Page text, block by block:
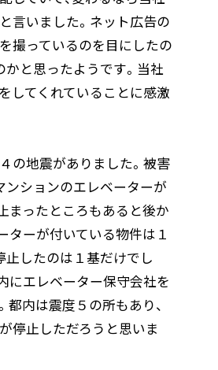
言いました。ネット広告の
撮っているのを目にしたの
かと思ったようです。当社
してくれていることに感激
の地震がありました。被害
ンションのエレベーターが
まったところもあると後か
ターが付いている物件は１
止したのは１基だけでし
にエレベーター保守会社を
都内は震度５の所もあり、
停止しただろうと思いま